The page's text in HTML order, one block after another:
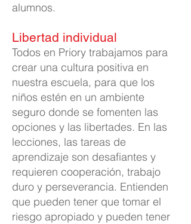
alumnos.
Libertad individual
Todos en Priory trabajamos para
crear una cultura positiva en
nuestra escuela, para que los
niños estén en un ambiente
seguro donde se fomenten las
opciones y las libertades. En las
lecciones, las tareas de
aprendizaje son desafiantes y
requieren cooperación, trabajo
duro y perseverancia. Entienden
que pueden tener que tomar el
riesgo apropiado y pueden tener